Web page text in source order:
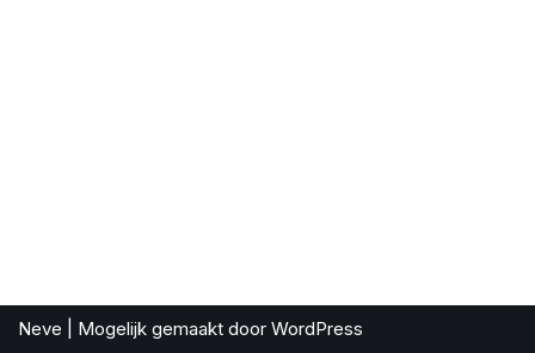
Neve | Mogelijk gemaakt door WordPress